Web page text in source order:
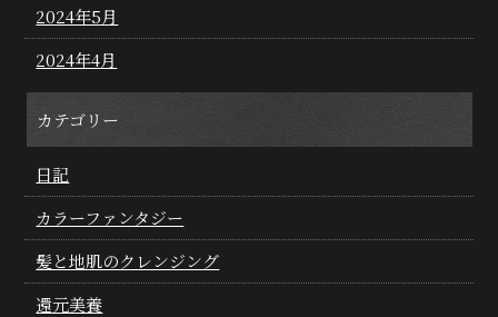
2024年5月
2024年4月
カテゴリー
日記
カラーファンタジー
髪と地肌のクレンジング
還元美養